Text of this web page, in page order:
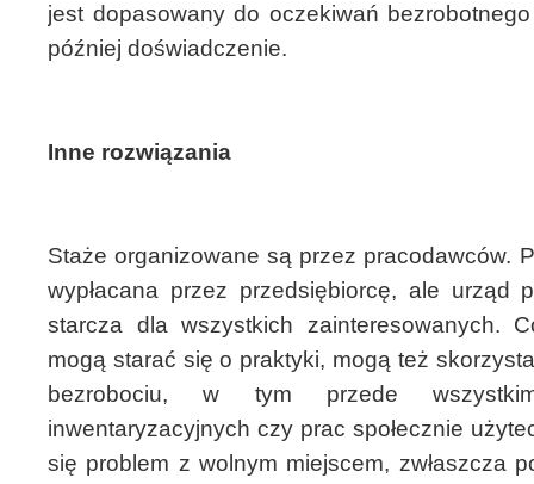
jest dopasowany do oczekiwań
później doświadczenie.
Inne rozwiązania
Staże organizowane są przez pracodawców.
wypłacana przez przedsiębiorcę, ale urząd
starcza dla wszystkich zainteresowanych.
mogą starać się o praktyki, mogą też
bezrobociu, w tym przede
inwentaryzacyjnych czy prac społecznie
się problem z wolnym miejscem, zwłaszcza